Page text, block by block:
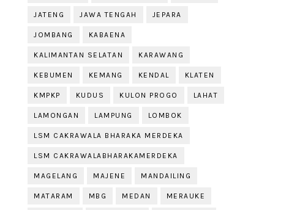
JATENG JAWA TENGAH JEPARA
JOMBANG KABAENA
KALIMANTAN SELATAN KARAWANG
KEBUMEN KEMANG KENDAL KLATEN
KMPKP KUDUS KULON PROGO LAHAT
LAMONGAN LAMPUNG LOMBOK
LSM CAKRAWALA BHARAKA MERDEKA
LSM CAKRAWALABHARAKAMERDEKA
MAGELANG MAJENE MANDAILING
MATARAM MBG MEDAN MERAUKE